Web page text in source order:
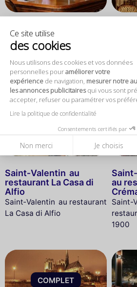
Ce site utilise
des cookies
Nous utilisons des cookies et vos données
personnelles pouraméliorer votre
expérience de navigation, mesurer notre
les annonces publicitairesqui vous sont
accepter, refuser ou paramétrer vos
Lire la politique de confidentialité
Consentements certifiés par
Non merci Je choisis
Célébrez la Saint-
Valentin au Pastel
Batignolles
Célébrez la Saint-Valentin
au Pastel Batignolles
2027
COMPLET
Saint‑Valentin au
restaurant La Casa di
Alfio
Saint‑Valentin au restaurant
La Casa di Alfio
au
Saint-
1900
COMPLET